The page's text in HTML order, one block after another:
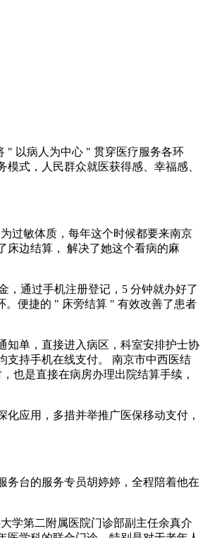
" 以病人为中心 " 贯穿医疗服务各环
式，人民群众就医获得感、幸福感、
过敏体质，每年这个时候都要来南京
床边结算， 解决了她这个看病的麻
，通过手机注册登记，5 分钟就办好了
。便捷的 " 床旁结算 " 有效改善了患者
知单，直接进入病区，科室安排护士协
支持手机在线支付。 南京市中西医结
也是直接在病房办理出院结算手续，
应用，多措并举推广医保移动支付，
务台的服务专员胡婷婷，全程陪着他在
学第二附属医院门诊部副主任余真介